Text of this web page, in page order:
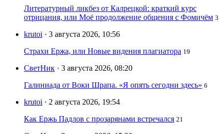
Литературный ликбез от Калрецкой: краткий курс
отрицания, или Моё продолжение общения с Фомичём 3
krutoi · 3 августа 2026, 10:56
Страхи Ержа, или Новые видения плагиатора 19
СветНик · 3 августа 2026, 08:20
Галиниада от Воки Шрапа. «Я опять сегодни здесь» 6
krutoi · 2 августа 2026, 19:54
Как Ержь Падлов с прозарянами встречался 21